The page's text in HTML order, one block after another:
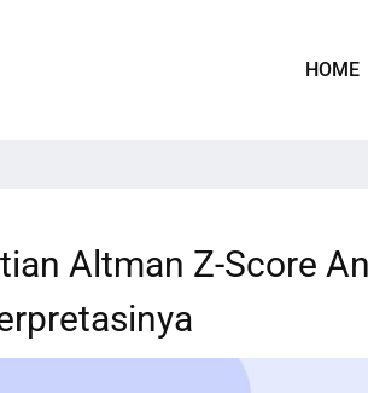
HOME
Altman Z-Score